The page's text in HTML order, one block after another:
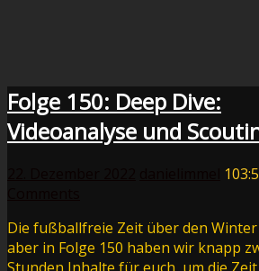
Folge 150: Deep Dive:
Videoanalyse und
Die fußballfreie Zeit über den
aber in Folge 150 haben wir knapp